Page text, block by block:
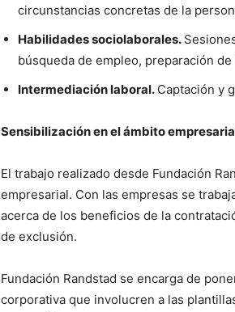
circunstancias concretas de la
Habilidades sociolaborales.
búsqueda de empleo, preparación
Intermediación laboral. Captación y
Sensibilización en el ámbito
El trabajo realizado desde Fundación
empresarial. Con las empresas se
acerca de los beneficios de la
de exclusión.
Fundación Randstad se encarga de
corporativa que involucren a las